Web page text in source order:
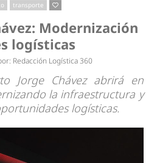
transporte
Modernización
logísticas
Redacción Logística 360
Jorge Chávez abrirá en
la infraestructura y
logísticas.